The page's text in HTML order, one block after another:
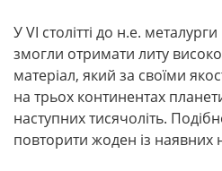
У VI столітті до н.е. металурги
змогли отримати литу
матеріал, який за своїми
на трьох континентах
наступних тисячоліть.
повторити жоден із наявних